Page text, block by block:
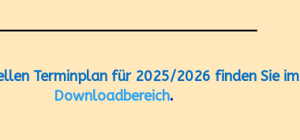
Terminplan für 2025/2026 finden Sie im
Downloadbereich.